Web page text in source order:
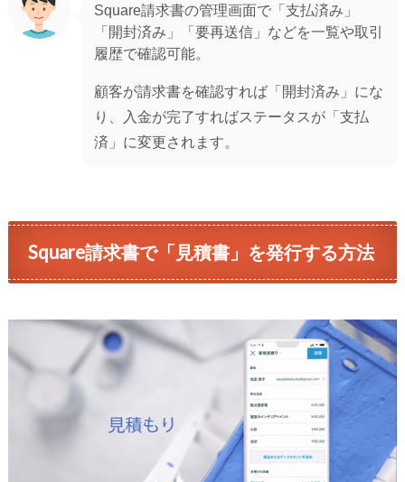
Square請求書の管理画面で「支払済み」
「開封済み」「要再送信」などを一覧や取引
履歴で確認可能。
顧客が請求書を確認すれば「開封済み」にな
り、入金が完了すればステータスが「支払
済」に変更されます。
Square請求書で「見積書」を発行する方法